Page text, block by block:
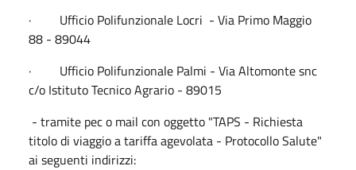
· Ufficio Polifunzionale Locri - Via Primo Maggio
88 - 89044
· Ufficio Polifunzionale Palmi - Via Altomonte snc
c/o Istituto Tecnico Agrario - 89015
- tramite pec o mail con oggetto "TAPS - Richiesta
titolo di viaggio a tariffa agevolata - Protocollo Salute"
ai seguenti indirizzi: